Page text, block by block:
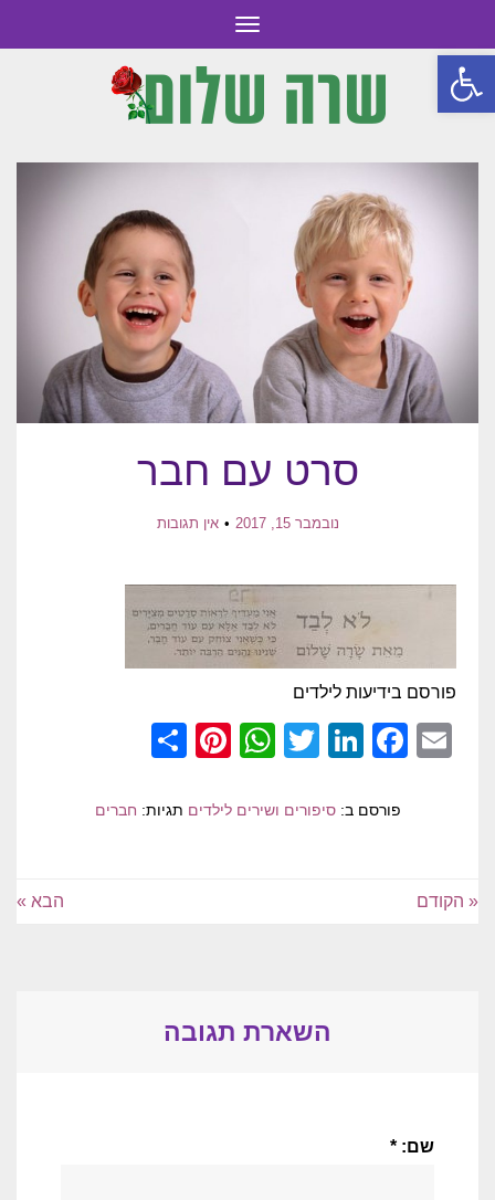
פתח סרגל נגישות
תפריט
סרט עם חבר
נובמבר 15, 2017 אין תגובות
פורסם בידיעות לילדים
Email
Facebook
LinkedIn
Twitter
WhatsApp
Pinterest
פורסם ב:סיפורים ושירים לילדים תגיות: חברים
« הקודם הבא »
השארת תגובה
שם: *